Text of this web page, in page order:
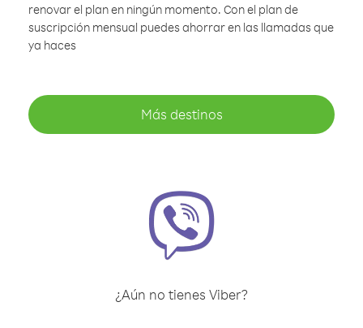
renovar el plan en ningún momento. Con el plan de
suscripción mensual puedes ahorrar en las llamadas que
ya haces
Más destinos
¿Aún no tienes Viber?